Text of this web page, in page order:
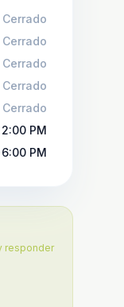
Cerrado
Cerrado
Cerrado
Cerrado
Cerrado
PM
PM
responder